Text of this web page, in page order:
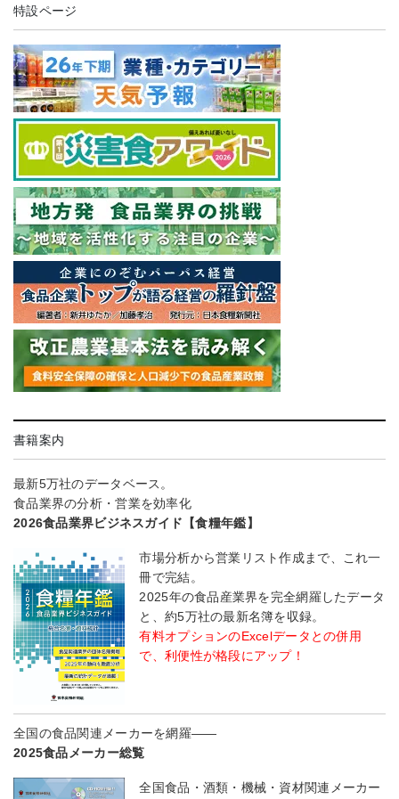
特設ページ
書籍案内
最新5万社のデータベース。
食品業界の分析・営業を効率化
2026食品業界ビジネスガイド【食糧年鑑】
市場分析から営業リスト作成まで、これ一
冊で完結。
2025年の食品産業界を完全網羅したデータ
と、約5万社の最新名簿を収録。
有料オプションのExcelデータとの併用
で、利便性が格段にアップ！
全国の食品関連メーカーを網羅――
2025食品メーカー総覧
全国食品・酒類・機械・資材関連メーカー